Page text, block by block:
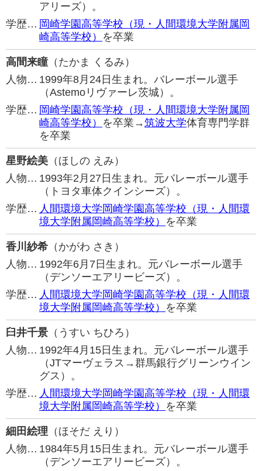
アリーズ）。
学歴… 岡崎学園高等学校（現・人間環境大学附属岡
崎高等学校） を卒業
高間来瞳 （たかま くるみ）
人物… 1999年8月24日生まれ。バレーボール選手
（Astemoリヴァーレ茨城）。
学歴… 岡崎学園高等学校（現・人間環境大学附属岡
崎高等学校） を卒業→筑波大学体育専門学群
を卒業
星野絵美 （ほしの えみ）
人物… 1993年2月27日生まれ。元バレーボール選手
（トヨタ車体クインシーズ）。
学歴… 人間環境大学岡崎学園高等学校（現・人間環
境大学附属岡崎高等学校） を卒業
香川紗希 （かがわ さき）
人物… 1992年6月7日生まれ。元バレーボール選手
（デンソーエアリービーズ）。
学歴… 人間環境大学岡崎学園高等学校（現・人間環
境大学附属岡崎高等学校） を卒業
臼井千景 （うすい ちひろ）
人物… 1992年4月15日生まれ。元バレーボール選手
（JTマーヴェラス→群馬銀行グリーンウイン
グス）。
学歴… 人間環境大学岡崎学園高等学校（現・人間環
境大学附属岡崎高等学校） を卒業
細田絵理 （ほそだ えり）
人物… 1984年5月15日生まれ。元バレーボール選手
（デンソーエアリービーズ）。